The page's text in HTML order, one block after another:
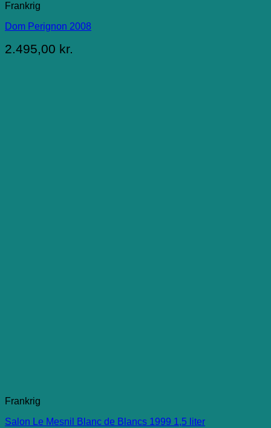
Frankrig
Dom Perignon 2008
2.495,00 kr.
Frankrig
Salon Le Mesnil Blanc de Blancs 1999 1,5 liter